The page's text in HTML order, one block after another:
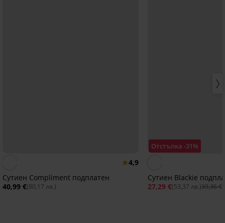
4,9
Сутиен Compliment подплатен
40,99 €(80,17 лв.)
Отстъпка -31%
Сутиен Blackie
27,29 €(53,37 лв.)39,36 €